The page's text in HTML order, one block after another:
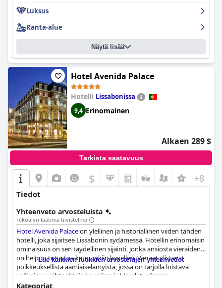
mukavuutena, joka teki heidän oleskelustaan stressittömän.
Kaiken kaikkiaan vieraat ovat olleet erittäin tyytyväisiä Arribas
Sintra -hotellin erinomaisiin pysäköintimahdollisuuksiin.
Luksus
Ranta-alue
Näytä lisää
Hotel Avenida Palace
Hotelli Lissabonissa
9,4 Erinomainen
Alkaen 289 $
Tarkista saatavuus
$ +8
Tiedot
Yhteenveto arvosteluista
Tekoälyn laatima tiivistelmä
Hotel Avenida Palaceon ylellinen ja historiallinen viiden tähden
hotelli, joka sijaitsee Lissabonin sydämessä. Hotellin erinomaisin
ominaisuus on sen täydellinen sijainti, jonka ansiosta vieraiden
on helppo tutustua kaupunkiin kävellen. Vieraat ylistävät
poikkeuksellista aamiaiselämyistä, jossa on tarjolla loistava
valikoima vaihtoehtoja kauniissa juhlasali-tyylisessä
ympäristössä. Huoneet ovat mukavia ja siistejä, vaikka jotkut
Lue kaikkien luokkien arvostelujen yhteenvedot
Kategoriat